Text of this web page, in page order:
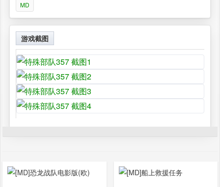
MD
游戏截图